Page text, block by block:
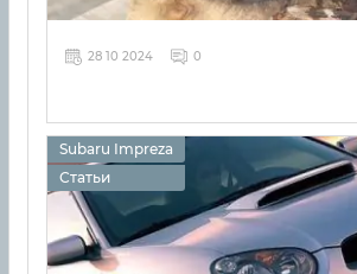
28 10 2024 0
Subaru Impreza
Статьи